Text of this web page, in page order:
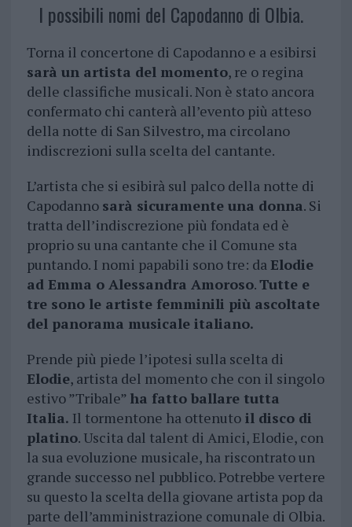
I possibili nomi del Capodanno di Olbia.
Torna il concertone di Capodanno e a esibirsi
sarà un artista del momento, re o regina
delle classifiche musicali. Non è stato ancora
confermato chi canterà all’evento più atteso
della notte di San Silvestro, ma circolano
indiscrezioni sulla scelta del cantante.
L’artista che si esibirà sul palco della notte di
Capodanno sarà sicuramente una donna. Si
tratta dell’indiscrezione più fondata ed è
proprio su una cantante che il Comune sta
puntando. I nomi papabili sono tre: daElodie
ad Emma o Alessandra Amoroso.Tutte e
tre sono le artiste femminili più ascoltate
del panorama musicale italiano.
Prende più piede l’ipotesi sulla scelta di
Elodie, artista del momento che con il singolo
estivo ”Tribale” ha fatto ballare tutta
Italia. Il tormentone ha ottenutoil disco di
platino. Uscita dal talent di Amici, Elodie, con
la sua evoluzione musicale, ha riscontrato un
grande successo nel pubblico. Potrebbe vertere
su questo la scelta della giovane artista pop da
parte dell’amministrazione comunale di Olbia.